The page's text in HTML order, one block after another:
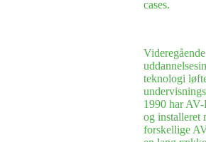
cases.
Videregående
teknologi
1990 har
og installeret
forskellige